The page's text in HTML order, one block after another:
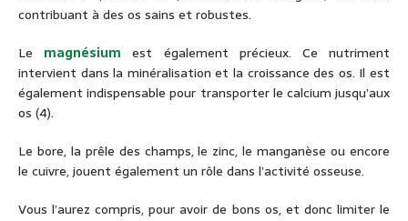
contribuant à des os sains et robustes.
Le magnésium est également précieux. Ce nutriment
intervient dans la minéralisation et la croissance des os. Il est
également indispensable pour transporter le calcium jusqu’aux
os (4).
Le bore, la prêle des champs, le zinc, le manganèse ou encore
le cuivre, jouent également un rôle dans l’activité osseuse.
Vous l’aurez compris, pour avoir de bons os, et donc limiter le